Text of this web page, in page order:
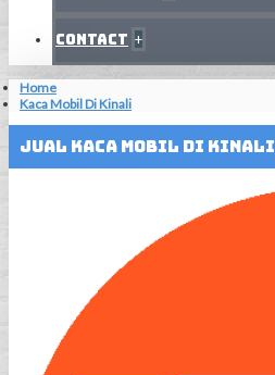
Contact +
Home
Kaca Mobil Di Kinali
Jual Kaca Mobil Di Kinali